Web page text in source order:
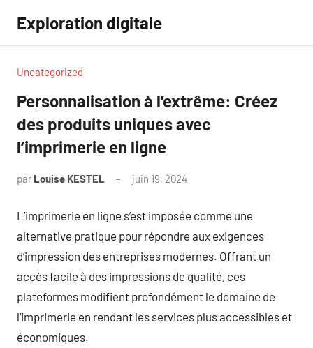
contenu
Exploration digitale
Uncategorized
Personnalisation à l’extrême: Créez
des produits uniques avec
l’imprimerie en ligne
par Louise KESTEL juin 19, 2024
L’imprimerie en ligne s’est imposée comme une
alternative pratique pour répondre aux exigences
d’impression des entreprises modernes. Offrant un
accès facile à des impressions de qualité, ces
plateformes modifient profondément le domaine de
l’imprimerie en rendant les services plus accessibles et
économiques.